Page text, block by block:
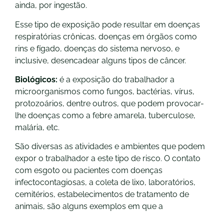
ainda, por ingestão.
Esse tipo de exposição pode resultar em doenças
respiratórias crônicas, doenças em órgãos como
rins e fígado, doenças do sistema nervoso, e
inclusive, desencadear alguns tipos de câncer.
Biológicos: é a exposição do trabalhador a
microorganismos como fungos, bactérias, vírus,
protozoários, dentre outros, que podem provocar-
lhe doenças como a febre amarela, tuberculose,
malária, etc.
São diversas as atividades e ambientes que podem
expor o trabalhador a este tipo de risco. O contato
com esgoto ou pacientes com doenças
infectocontagiosas, a coleta de lixo, laboratórios,
cemitérios, estabelecimentos de tratamento de
animais, são alguns exemplos em que a